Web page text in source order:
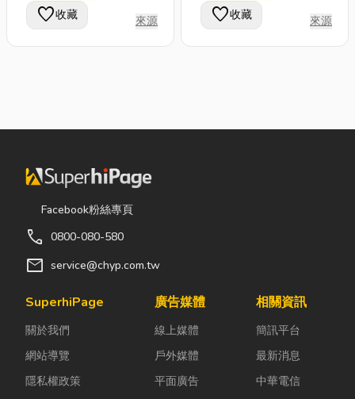
favorite收藏 來源 favorite收藏 來源
Facebook粉絲專頁
call 0800-080-580
mail service@chyp.com.tw
SuperhiPage
關於我們
網站導覽
隱私權政策
廣告媒體
線上媒體
戶外媒體
平面廣告
相關資訊
簡訊平台
最新消息
中華電信